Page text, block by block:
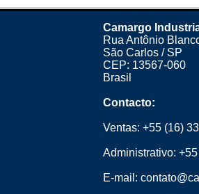
Camargo
Rua Antônio
São Carlos / SP
CEP: 13567-060
Brasil
Contacto:
Ventas: +55 (16)
Administrativo:
E-mail: